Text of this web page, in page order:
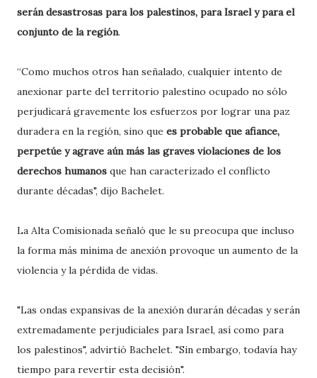
serán desastrosas para los palestinos, para Israel y para el
conjunto de la región.
“Como muchos otros han señalado, cualquier intento de
anexionar parte del territorio palestino ocupado no sólo
perjudicará gravemente los esfuerzos por lograr una paz
duradera en la región, sino que es probable que afiance,
perpetúe y agrave aún más las graves violaciones de los
derechos humanos que han caracterizado el conflicto
durante décadas", dijo Bachelet.
La Alta Comisionada señaló que le su preocupa que incluso
la forma más mínima de anexión provoque un aumento de la
violencia y la pérdida de vidas.
"Las ondas expansivas de la anexión durarán décadas y serán
extremadamente perjudiciales para Israel, así como para
los palestinos", advirtió Bachelet. "Sin embargo, todavía hay
tiempo para revertir esta decisión".